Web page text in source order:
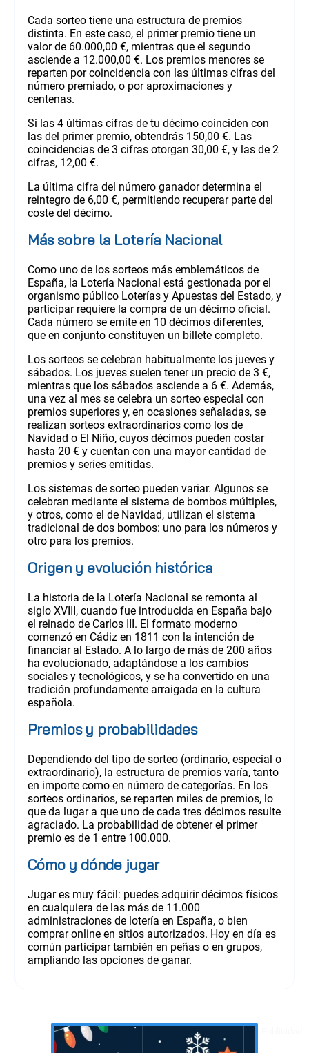
Cada sorteo tiene una estructura de premios
distinta. En este caso, el primer premio tiene un
valor de 60.000,00 €, mientras que el segundo
asciende a 12.000,00 €. Los premios menores se
reparten por coincidencia con las últimas cifras del
número premiado, o por aproximaciones y
centenas.
Si las 4 últimas cifras de tu décimo coinciden con
las del primer premio, obtendrás 150,00 €. Las
coincidencias de 3 cifras otorgan 30,00 €, y las de 2
cifras, 12,00 €.
La última cifra del número ganador determina el
reintegro de 6,00 €, permitiendo recuperar parte del
coste del décimo.
Más sobre la Lotería Nacional
Como uno de los sorteos más emblemáticos de
España, la Lotería Nacional está gestionada por el
organismo público Loterías y Apuestas del Estado, y
participar requiere la compra de un décimo oficial.
Cada número se emite en 10 décimos diferentes,
que en conjunto constituyen un billete completo.
Los sorteos se celebran habitualmente los jueves y
sábados. Los jueves suelen tener un precio de 3 €,
mientras que los sábados asciende a 6 €. Además,
una vez al mes se celebra un sorteo especial con
premios superiores y, en ocasiones señaladas, se
realizan sorteos extraordinarios como los de
Navidad o El Niño, cuyos décimos pueden costar
hasta 20 € y cuentan con una mayor cantidad de
premios y series emitidas.
Los sistemas de sorteo pueden variar. Algunos se
celebran mediante el sistema de bombos múltiples,
y otros, como el de Navidad, utilizan el sistema
tradicional de dos bombos: uno para los números y
otro para los premios.
Origen y evolución histórica
La historia de la Lotería Nacional se remonta al
siglo XVIII, cuando fue introducida en España bajo
el reinado de Carlos III. El formato moderno
comenzó en Cádiz en 1811 con la intención de
financiar al Estado. A lo largo de más de 200 años
ha evolucionado, adaptándose a los cambios
sociales y tecnológicos, y se ha convertido en una
tradición profundamente arraigada en la cultura
española.
Premios y probabilidades
Dependiendo del tipo de sorteo (ordinario, especial o
extraordinario), la estructura de premios varía, tanto
en importe como en número de categorías. En los
sorteos ordinarios, se reparten miles de premios, lo
que da lugar a que uno de cada tres décimos resulte
agraciado. La probabilidad de obtener el primer
premio es de 1 entre 100.000.
Cómo y dónde jugar
Jugar es muy fácil: puedes adquirir décimos físicos
en cualquiera de las más de 11.000
administraciones de lotería en España, o bien
comprar online en sitios autorizados. Hoy en día es
común participar también en peñas o en grupos,
ampliando las opciones de ganar.